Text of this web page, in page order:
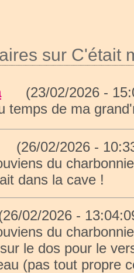
sur C'était
(23/02/2026 -
temps de ma
(26/02/2026 -
du
dans la cave !
02/2026 -
du
le dos pour le
(pas tout propre